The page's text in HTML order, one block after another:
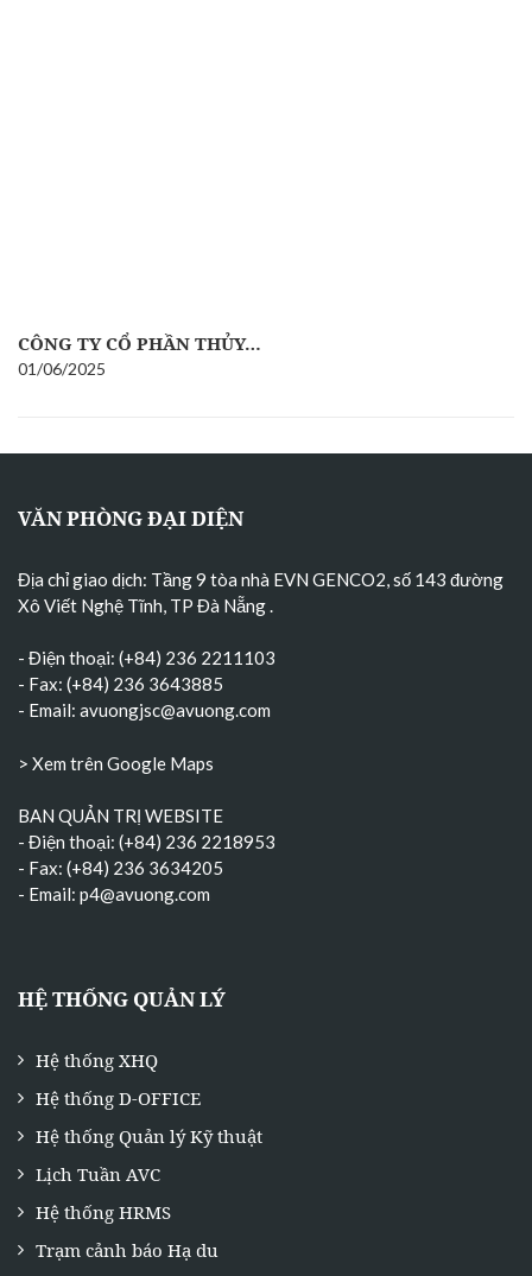
CÔNG TY CỔ PHẦN THỦY…
01/06/2025
VĂN PHÒNG ĐẠI DIỆN
Địa chỉ giao dịch: Tầng 9 tòa nhà EVN GENCO2, số 143 đường
Xô Viết Nghệ Tĩnh, TP Đà Nẵng
- Điện thoại: (+84) 236 2211103
- Fax: (+84) 236 3643885
- Email: avuongjsc@avuong.com
> Xem trên Google Maps
BAN QUẢN TRỊ WEBSITE
- Điện thoại: (+84) 236 2218953
- Fax: (+84) 236 3634205
- Email: p4@avuong.com
HỆ THỐNG QUẢN LÝ
Hệ thống XHQ
Hệ thống D-OFFICE
Hệ thống Quản lý Kỹ thuật
Lịch Tuần AVC
Hệ thống HRMS
Trạm cảnh báo Hạ du